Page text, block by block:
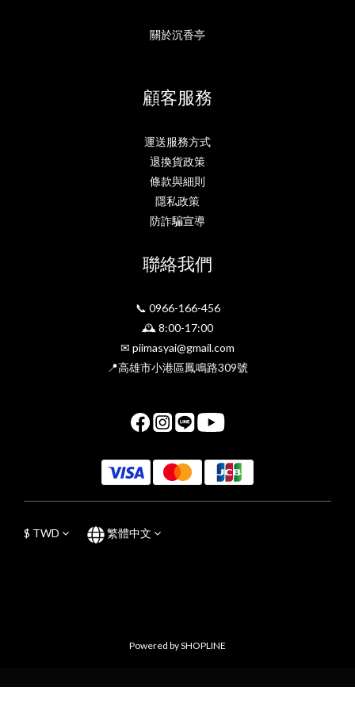
關於沉香亭
顧客服務
運送服務方式
退換貨政策
條款與細則
隱私政策
防詐騙宣導
聯絡我們
📞 0966-166-456
🕰 8:00-17:00
✉ piimasyai@gmail.com
📍高雄市小港區鳳鳴路309號
$ TWD 繁體中文
Powered by SHOPLINE